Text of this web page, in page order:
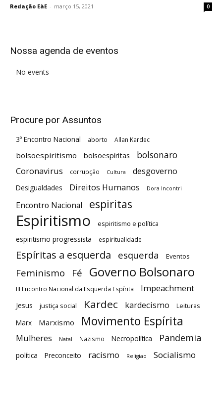
Redação EàE - março 15, 2021 0
Nossa agenda de eventos
No events
Procure por Assuntos
3º Encontro Nacional aborto Allan Kardec
bolsoespiritismo bolsoespíritas bolsonaro
Coronavirus corrupção Cultura desgoverno
Desigualdades Direitos Humanos Dora Incontri
Encontro Nacional espiritas
Espiritismo espiritismo e política
espiritismo progressista espiritualidade
Espíritas a esquerda esquerda Eventos
Feminismo Fé Governo Bolsonaro
III Encontro Nacional da Esquerda Espírita Impeachment
Jesus justiça social Kardec kardecismo Leituras
Marx Marxismo Movimento Espírita
Mulheres Natal Nazismo Necropolítica Pandemia
política Preconceito racismo Religiao Socialismo